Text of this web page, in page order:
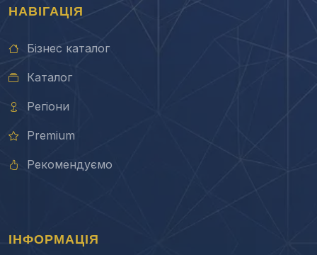
НАВІГАЦІЯ
Бізнес каталог
Каталог
Регіони
Premium
Рекомендуємо
ІНФОРМАЦІЯ